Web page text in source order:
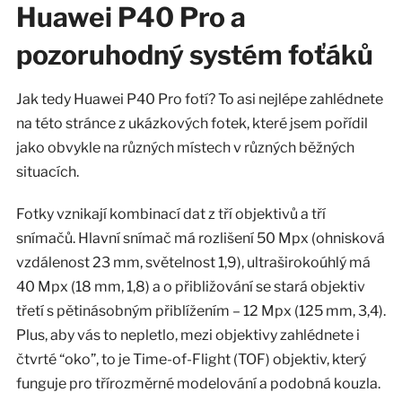
Huawei P40 Pro a
pozoruhodný systém foťáků
Jak tedy Huawei P40 Pro fotí? To asi nejlépe zahlédnete
na této stránce z ukázkových fotek, které jsem pořídil
jako obvykle na různých místech v různých běžných
situacích.
Fotky vznikají kombinací dat z tří objektivů a tří
snímačů. Hlavní snímač má rozlišení 50 Mpx (ohnisková
vzdálenost 23 mm, světelnost 1,9), ultraširokoúhlý má
40 Mpx (18 mm, 1,8) a o přibližování se stará objektiv
třetí s pětinásobným přiblížením – 12 Mpx (125 mm, 3,4).
Plus, aby vás to nepletlo, mezi objektivy zahlédnete i
čtvrté “oko”, to je Time-of-Flight (TOF) objektiv, který
funguje pro třírozměrné modelování a podobná kouzla.